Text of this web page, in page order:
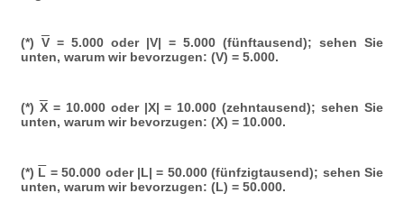
(*) V= 5.000 oder |V| = 5.000 (fünftausend); sehen Sie
unten, warum wir bevorzugen: (V) = 5.000.
(*) X= 10.000 oder |X| = 10.000 (zehntausend); sehen Sie
unten, warum wir bevorzugen: (X) = 10.000.
(*) L = 50.000 oder |L| = 50.000 (fünfzigtausend); sehen Sie
unten, warum wir bevorzugen: (L) = 50.000.